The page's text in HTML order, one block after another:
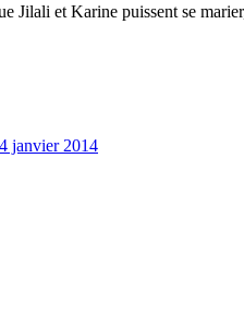
Jilali et Karine puissent se
janvier 2014